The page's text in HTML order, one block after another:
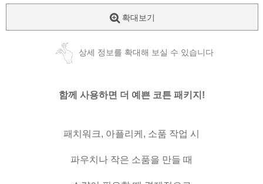
확대보기
상세 정보를 확대해 보실 수 있습니다
함께 사용하면 더 예쁜 코튼 패키지!
패치워크, 아플리케, 소품 작업 시
파우치나 작은 소품을 만들 때